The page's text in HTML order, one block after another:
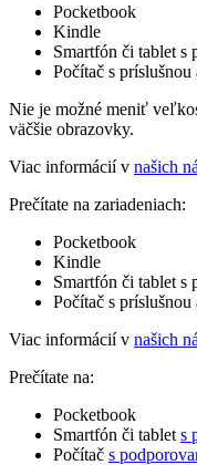
Pocketbook
Kindle
Smartfón či tablet s
Počítač s
Nie je možné meniť
väčšie obrazovky.
Viac informácií v našich
Prečítate na zariadeniach:
Pocketbook
Kindle
Smartfón či tablet s
Počítač s
Viac informácií v našich
Prečítate na:
Pocketbook
Smartfón či tablet s
Počítač s